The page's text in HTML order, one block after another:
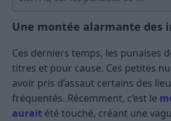
Une montée alarmante des
Ces derniers temps, les punaises
titres et pour cause. Ces petites
avoir pris d’assaut certains des
fréquentés. Récemment, c’est le
aurait été touché, créant une